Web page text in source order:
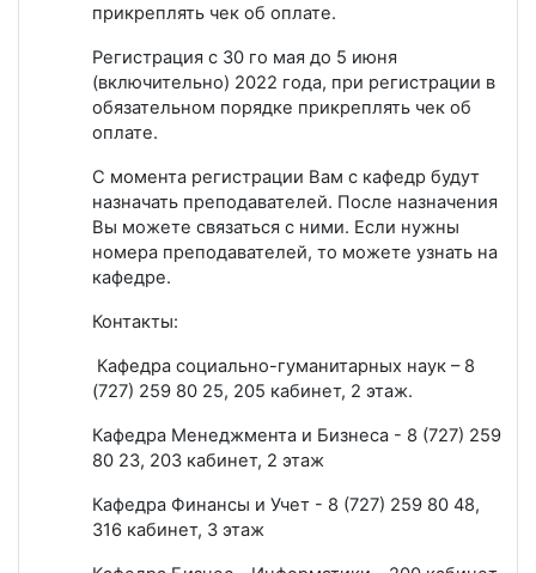
прикреплять чек об оплате.
Регистрация с 30 го мая до 5 июня
(включительно) 2022 года, при регистрации в
обязательном порядке прикреплять чек об
оплате.
С момента регистрации Вам с кафедр будут
назначать преподавателей. После назначения
Вы можете связаться с ними. Если нужны
номера преподавателей, то можете узнать на
кафедре.
Контакты:
Кафедра социально-гуманитарных наук – 8
(727) 259 80 25, 205 кабинет, 2 этаж.
Кафедра Менеджмента и Бизнеса - 8 (727) 259
80 23, 203 кабинет, 2 этаж
Кафедра Финансы и Учет - 8 (727) 259 80 48,
316 кабинет, 3 этаж